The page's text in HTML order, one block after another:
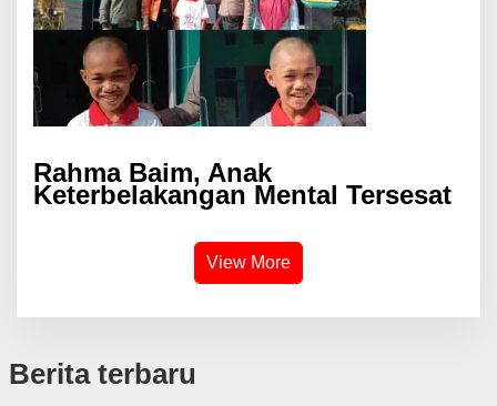
Rahma Baim, Anak
Keterbelakangan Mental Tersesat
View More
Berita terbaru